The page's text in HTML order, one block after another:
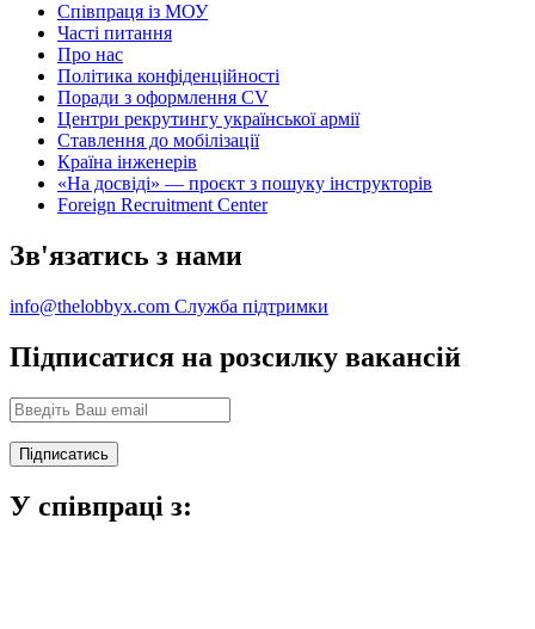
Співпраця із МОУ
Часті питання
Про нас
Політика конфіденційності
Поради з оформлення CV
Центри рекрутингу української армії
Ставлення до мобілізації
Країна інженерів
«На досвіді» — проєкт з пошуку інструкторів
Foreign Recruitment Center
Зв'язатись з нами
info@thelobbyx.com Служба підтримки
Підписатися на розсилку вакансій
У співпраці з: